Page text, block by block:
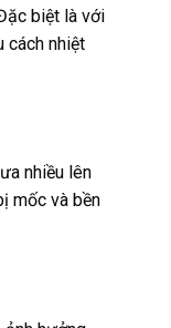
biệt là với
cách nhiệt
nhiều lên
mốc và bền